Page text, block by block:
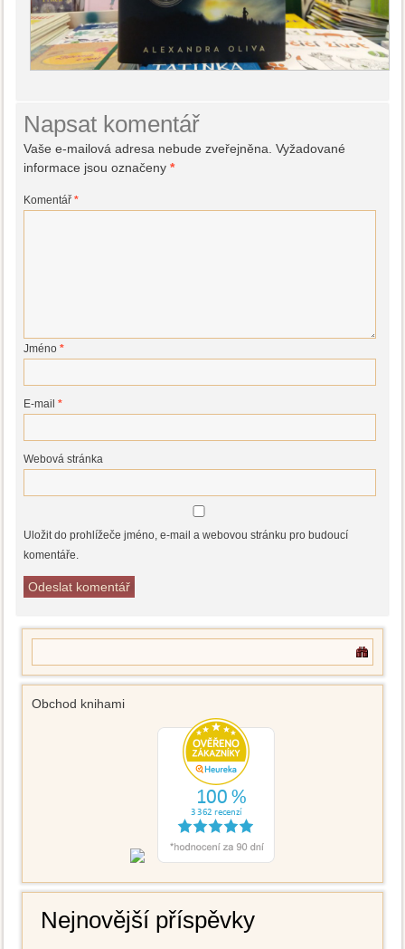
Napsat komentář
Vaše e-mailová adresa nebude zveřejněna. Vyžadované
informace jsou označeny*
Komentář*
Jméno*
E-mail*
Webová stránka
Uložit do prohlížeče jméno, e-mail a webovou stránku pro budoucí
komentáře.
Obchod knihami
Nejnovější příspěvky